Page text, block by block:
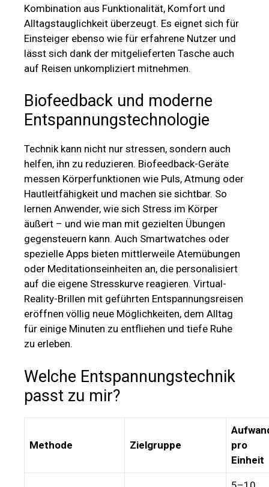
Kombination aus Funktionalität, Komfort und
Alltagstauglichkeit überzeugt. Es eignet sich für
Einsteiger ebenso wie für erfahrene Nutzer und
lässt sich dank der mitgelieferten Tasche auch
auf Reisen unkompliziert mitnehmen.
Biofeedback und moderne
Entspannungstechnologie
Technik kann nicht nur stressen, sondern auch
helfen, ihn zu reduzieren. Biofeedback-Geräte
messen Körperfunktionen wie Puls, Atmung oder
Hautleitfähigkeit und machen sie sichtbar. So
lernen Anwender, wie sich Stress im Körper
äußert – und wie man mit gezielten Übungen
gegensteuern kann. Auch Smartwatches oder
spezielle Apps bieten mittlerweile Atemübungen
oder Meditationseinheiten an, die personalisiert
auf die eigene Stresskurve reagieren. Virtual-
Reality-Brillen mit geführten Entspannungsreisen
eröffnen völlig neue Möglichkeiten, dem Alltag
für einige Minuten zu entfliehen und tiefe Ruhe
zu erleben.
Welche Entspannungstechnik
passt zu mir?
Methode Zielgruppe
pro
Einheit